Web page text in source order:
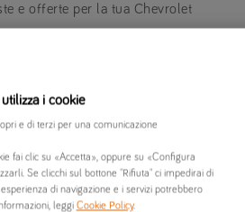
e offerte per la tua Chevrolet
la tua polizza RC Auto con le
per una polizza conveniente.
i cookie
e di terzi per una comunicazione
fai clic su «Accetta», oppure su «Configura
Se clicchi sul bottone "Rifiuta" ci impedirai di
di navigazione e i servizi potrebbero
leggi Cookie Policy.